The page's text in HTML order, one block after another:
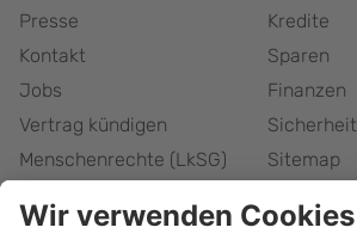
Presse
Kontakt
Jobs
Vertrag kündigen
Menschenrechte (LkSG)
Barrierefreiheitserklärung
Kredite
Sparen
Finanzen
Sicherheit
Sitemap